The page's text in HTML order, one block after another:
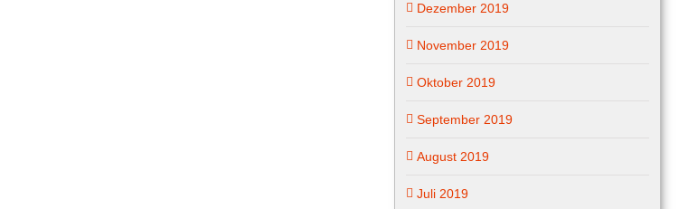
Dezember 2019
November 2019
Oktober 2019
September 2019
August 2019
Juli 2019